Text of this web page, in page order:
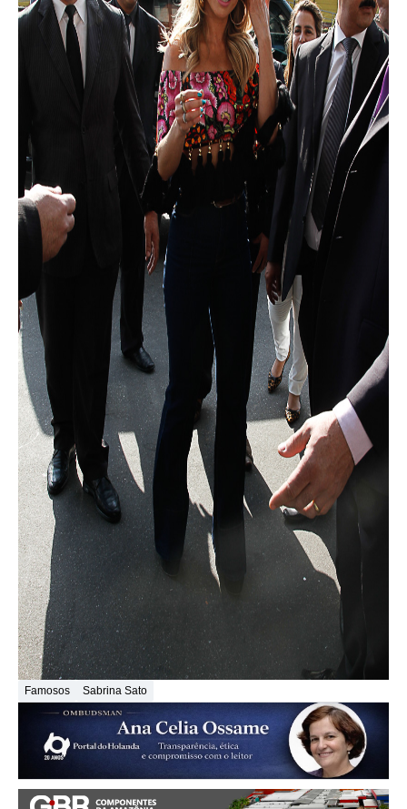
Famosos Sabrina Sato